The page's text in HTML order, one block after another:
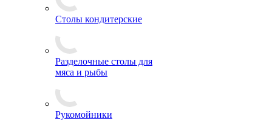
Столы кондитерские
Разделочные столы для
мяса и рыбы
Рукомойники